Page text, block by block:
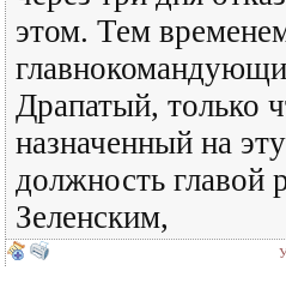
этом. Тем
Драпатый, только
назначенный на эту
должность главой
Зеленским,